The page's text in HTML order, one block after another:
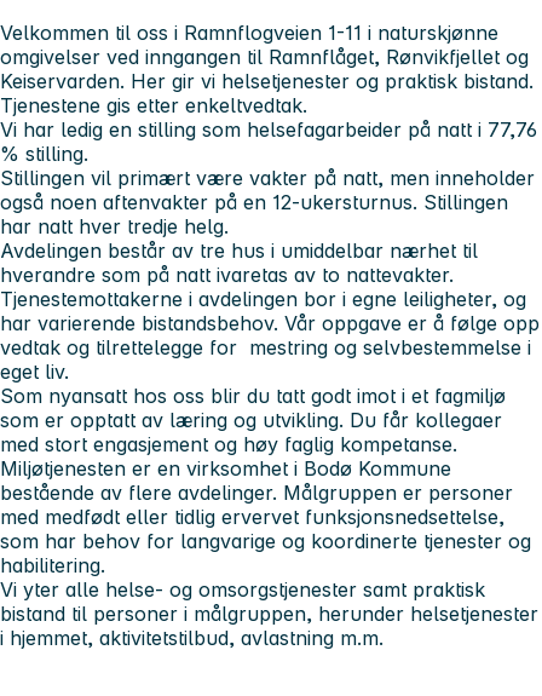
Velkommen til oss i Ramnflogveien 1-11 i naturskjønne
omgivelser ved inngangen til Ramnflåget, Rønvikfjellet og
Keiservarden. Her gir vi helsetjenester og praktisk bistand.
Tjenestene gis etter enkeltvedtak.
Vi har ledig en stilling som helsefagarbeider på natt i 77,76
% stilling.
Stillingen vil primært være vakter på natt, men inneholder
også noen aftenvakter på en 12-ukersturnus. Stillingen
har natt hver tredje helg.
Avdelingen består av tre hus i umiddelbar nærhet til
hverandre som på natt ivaretas av to nattevakter.
Tjenestemottakerne i avdelingen bor i egne leiligheter, og
har varierende bistandsbehov. Vår oppgave er å følge opp
vedtak og tilrettelegge for mestring og selvbestemmelse i
eget liv.
Som nyansatt hos oss blir du tatt godt imot i et fagmiljø
som er opptatt av læring og utvikling. Du får kollegaer
med stort engasjement og høy faglig kompetanse.
Miljøtjenesten er en virksomhet i Bodø Kommune
bestående av flere avdelinger. Målgruppen er personer
med medfødt eller tidlig ervervet funksjonsnedsettelse,
som har behov for langvarige og koordinerte tjenester og
habilitering.
Vi yter alle helse- og omsorgstjenester samt praktisk
bistand til personer i målgruppen, herunder helsetjenester
i hjemmet, aktivitetstilbud, avlastning m.m.